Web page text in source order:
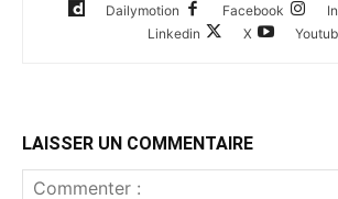
Dailymotion
Facebook
Linkedin
X
LAISSER UN COMMENTAIRE